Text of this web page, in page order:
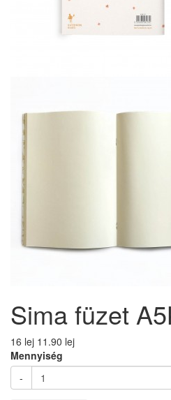
Sima füzet
16 lej 11.90 lej
Mennyiség
-